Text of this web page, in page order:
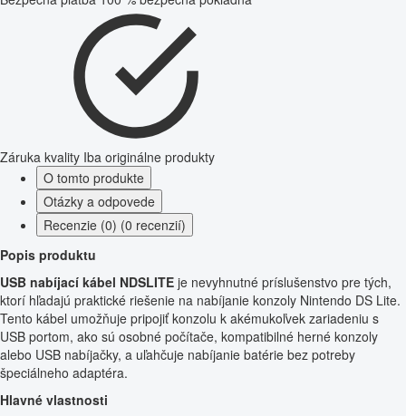
Záruka kvality Iba originálne produkty
O tomto produkte
Otázky a odpovede
Recenzie (0) (0 recenzií)
Popis produktu
USB nabíjací kábel NDSLITE je nevyhnutné príslušenstvo pre tých,
ktorí hľadajú praktické riešenie na nabíjanie konzoly Nintendo DS Lite.
Tento kábel umožňuje pripojiť konzolu k akémukoľvek zariadeniu s
USB portom, ako sú osobné počítače, kompatibilné herné konzoly
alebo USB nabíjačky, a uľahčuje nabíjanie batérie bez potreby
špeciálneho adaptéra.
Hlavné vlastnosti